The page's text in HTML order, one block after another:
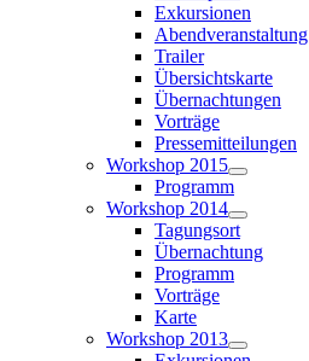
Exkursionen
Abendveranstaltung
Trailer
Übersichtskarte
Übernachtungen
Vorträge
Pressemitteilungen
Workshop 2015
Programm
Workshop 2014
Tagungsort
Übernachtung
Programm
Vorträge
Karte
Workshop 2013